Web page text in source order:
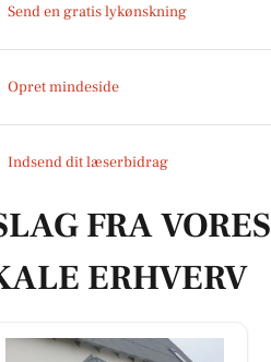
Send en gratis lykønskning
Opret mindeside
Indsend dit læserbidrag
FRA VORES
ERHVERV